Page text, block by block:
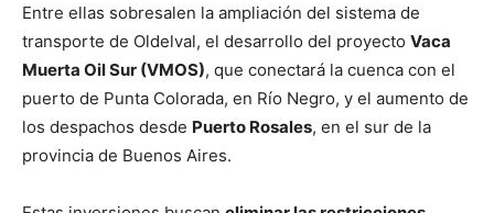
Entre ellas sobresalen la ampliación del sistema de
transporte de Oldelval, el desarrollo del proyecto Vaca
Muerta Oil Sur (VMOS), que conectará la cuenca con el
puerto de Punta Colorada, en Río Negro, y el aumento de
los despachos desde Puerto Rosales, en el sur de la
provincia de Buenos Aires.